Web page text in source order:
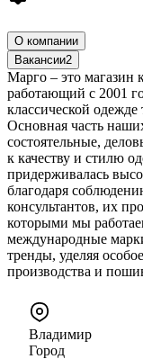
О компании
Вакансии2
Марго – это магазин
работающий с 2001
классической одежде
Основная часть
состоятельные,
к качеству и стилю
придерживалась
благодаря
консультантов, их
которыми мы
международные
тренды, уделяя
производства и
Владимир
Город